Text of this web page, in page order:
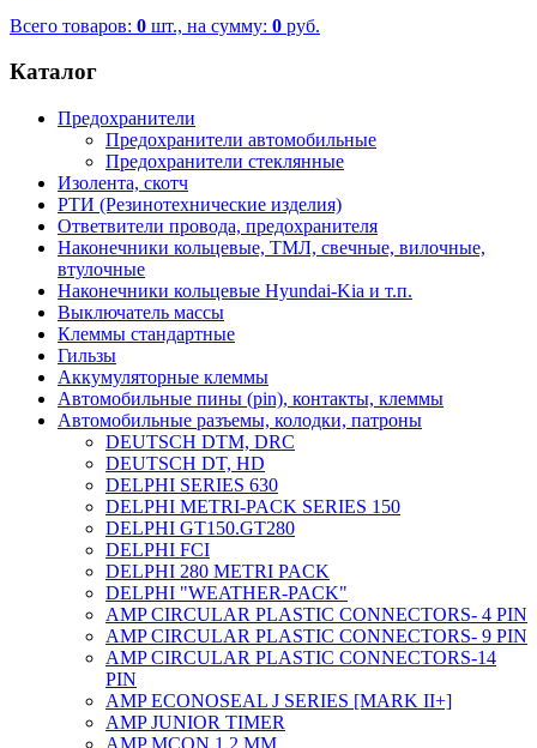
Всего товаров: 0 шт., на сумму: 0 руб.
Каталог
Предохранители
Предохранители автомобильные
Предохранители стеклянные
Изолента, скотч
РТИ (Резинотехнические изделия)
Ответвители провода, предохранителя
Наконечники кольцевые, ТМЛ, свечные, вилочные,
втулочные
Наконечники кольцевые Hyundai-Kia и т.п.
Выключатель массы
Клеммы стандартные
Гильзы
Аккумуляторные клеммы
Автомобильные пины (pin), контакты, клеммы
Автомобильные разъемы, колодки, патроны
DEUTSCH DTM, DRC
DEUTSCH DT, HD
DELPHI SERIES 630
DELPHI METRI-PACK SERIES 150
DELPHI GT150.GT280
DELPHI FCI
DELPHI 280 METRI PACK
DELPHI "WEATHER-PACK"
AMP CIRCULAR PLASTIC CONNECTORS- 4 PIN
AMP CIRCULAR PLASTIC CONNECTORS- 9 PIN
AMP CIRCULAR PLASTIC CONNECTORS-14
PIN
AMP ECONOSEAL J SERIES [MARK II+]
AMP JUNIOR TIMER